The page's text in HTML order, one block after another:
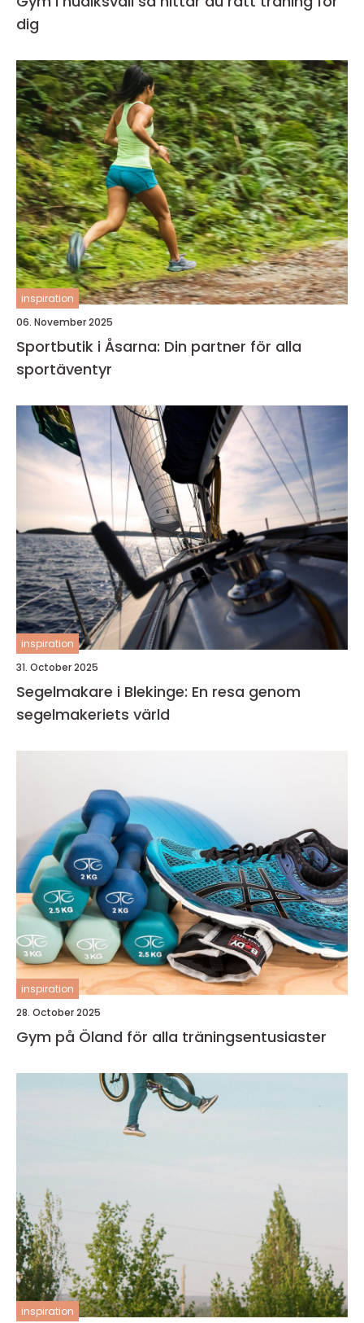
dig
inspiration
06. November 2025
Sportbutik i Åsarna: Din partner för alla
sportäventyr
inspiration
31. October 2025
Segelmakare i Blekinge: En resa genom
segelmakeriets värld
inspiration
28. October 2025
Gym på Öland för alla träningsentusiaster
inspiration